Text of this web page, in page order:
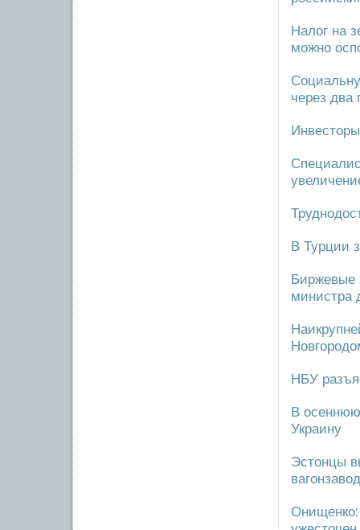
Налог на
можно
через два
В Турции
Биржевые
министра
НБУ
В осеннюю
Украину
Эстонцы
Онищенко: